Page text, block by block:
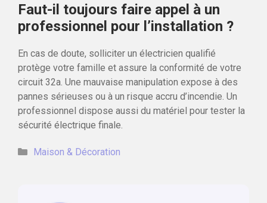
Faut-il toujours faire appel à un
professionnel pour l’installation ?
En cas de doute, solliciter un électricien qualifié
protège votre famille et assure la conformité de votre
circuit 32a. Une mauvaise manipulation expose à des
pannes sérieuses ou à un risque accru d’incendie. Un
professionnel dispose aussi du matériel pour tester la
sécurité électrique finale.
Catégories
Maison & Décoration